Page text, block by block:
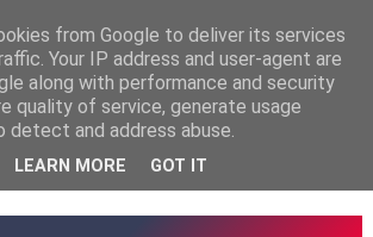
from Google to deliver its services
Your IP address and user-agent are
along with performance and security
quality of service, generate usage
and address abuse.
LEARN MORE GOT IT